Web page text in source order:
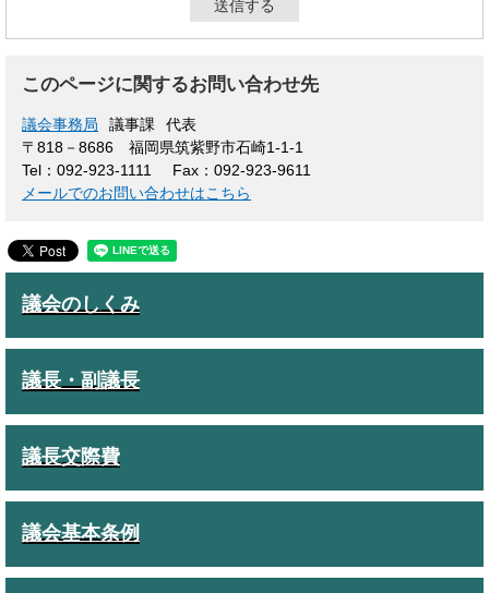
このページに関するお問い合わせ先
議会事務局 議事課
代表
〒818－8686 福岡県筑紫野市石崎1-1-1
Tel：092-923-1111
Fax：092-923-9611
メールでのお問い合わせはこちら
議会のしくみ
議長・副議長
議長交際費
議会基本条例